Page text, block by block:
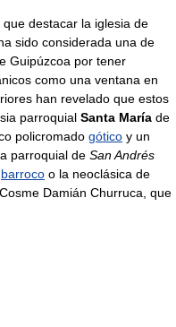
destacar la iglesia de
sido considerada una de
Guipúzcoa por tener
como una ventana en
han revelado que estos
parroquial Santa María de
policromado gótico y un
parroquial de San Andrés
barroco o la neoclásica de
Damián Churruca, que